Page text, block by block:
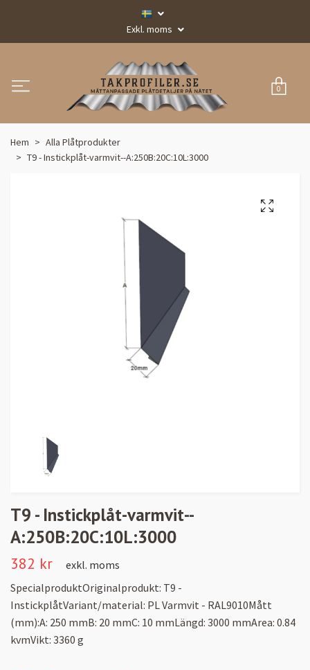
Exkl. moms
0
Hem
Alla Plåtprodukter
T9 - Instickplåt-varmvit--A:250B:20C:10L:3000
T9 - Instickplåt-varmvit--
A:250B:20C:10L:3000
382 kr
exkl. moms
SpecialproduktOriginalprodukt: T9 -
InstickplåtVariant/material: PL Varmvit - RAL9010Mått
(mm):A: 250 mmB: 20 mmC: 10 mmLängd: 3000 mmArea: 0.84
kvmVikt: 3360 g